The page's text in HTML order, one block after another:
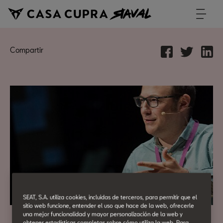
Compartir
SEAT, S.A. utiliza cookies, incluidas de terceros, para permitir que el
sitio web funcione, entender el uso que hace de la web, ofrecerle
una mejor funcionalidad y mayor personalización de la web y